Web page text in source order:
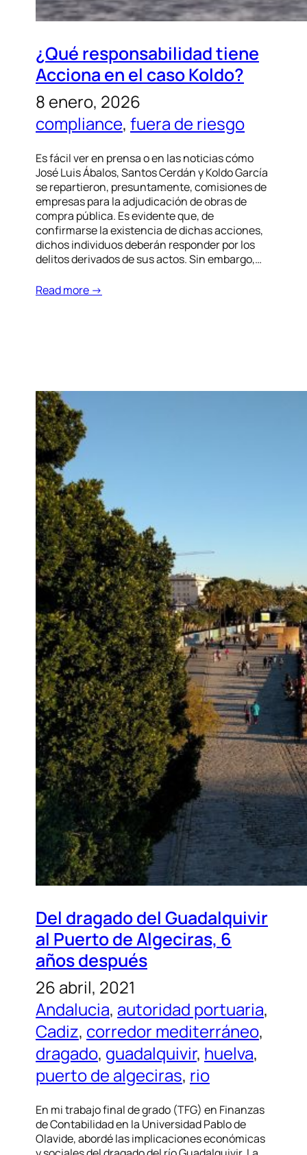
¿Qué responsabilidad tiene
Acciona en el caso Koldo?
8 enero, 2026
compliance, fuera de riesgo
Es fácil ver en prensa o en las noticias cómo
José Luis Ábalos, Santos Cerdán y Koldo García
se repartieron, presuntamente, comisiones de
empresas para la adjudicación de obras de
compra pública. Es evidente que, de
confirmarse la existencia de dichas acciones,
dichos individuos deberán responder por los
delitos derivados de sus actos. Sin embargo,…
Read more →
Del dragado del Guadalquivir
al Puerto de Algeciras, 6
años después
26 abril, 2021
Andalucia, autoridad portuaria
Cadiz, corredor mediterráneo
dragado, guadalquivir, huelva
puerto de algeciras, rio
En mi trabajo final de grado (TFG) en Finanzas
de Contabilidad en la Universidad Pablo de
Olavide, abordé las implicaciones económicas